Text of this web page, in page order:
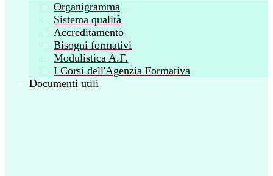
Organigramma
Sistema qualità
Accreditamento
Bisogni formativi
Modulistica A.F.
I Corsi dell'Agenzia Formativa
Documenti utili